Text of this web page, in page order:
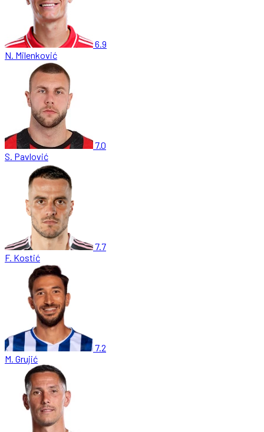
6.9
N. Milenković
7.0
S. Pavlović
7.7
F. Kostić
7.2
M. Grujić